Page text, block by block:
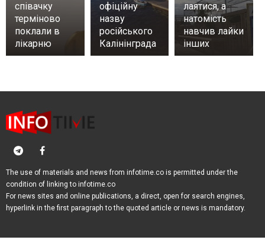
співачку
терміново
поклали в
лікарню
офіційну
назву
російського
Калінінграда
лаятися, а
натомість
навчив лайки
інших
The use of materials and news from infotime.co is permitted under the
condition of linking to infotime.co
For news sites and online publications, a direct, open for search engines,
hyperlink in the first paragraph to the quoted article or news is mandatory.